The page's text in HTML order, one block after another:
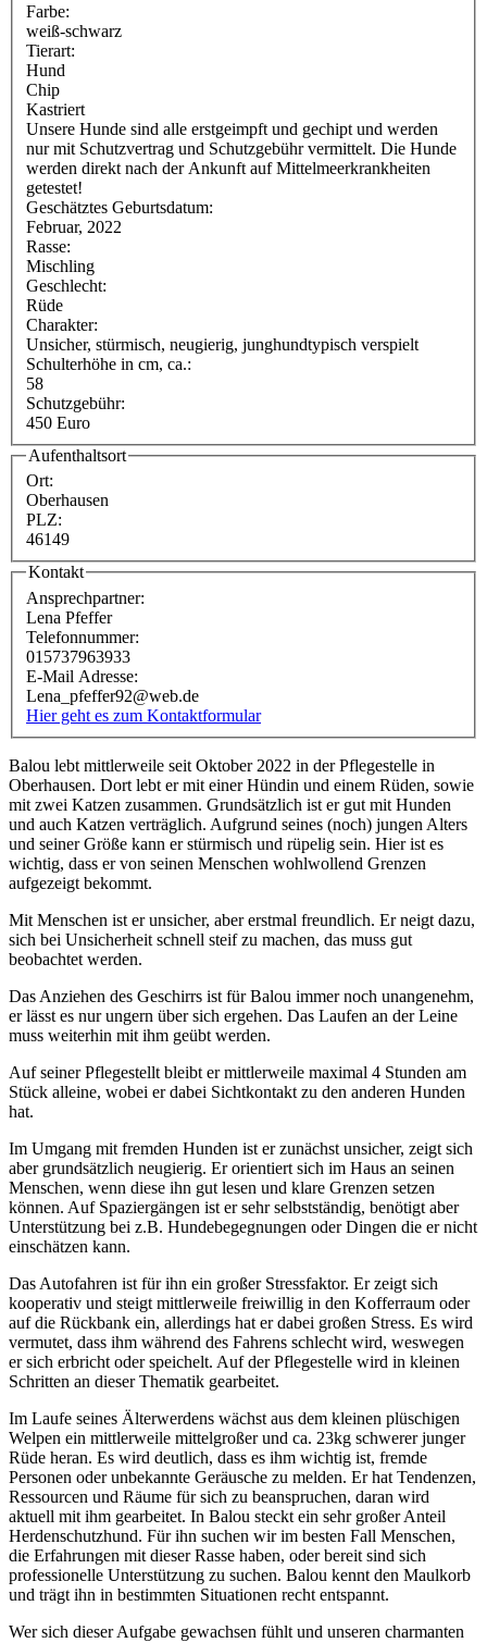
Farbe:
weiß-schwarz
Tierart:
Hund
Chip
Kastriert
Unsere Hunde sind alle erstgeimpft und gechipt und werden
nur mit Schutzvertrag und Schutzgebühr vermittelt. Die Hunde
werden direkt nach der Ankunft auf Mittelmeerkrankheiten
getestet!
Geschätztes Geburtsdatum:
Februar, 2022
Rasse:
Mischling
Geschlecht:
Rüde
Charakter:
Unsicher, stürmisch, neugierig, junghundtypisch verspielt
Schulterhöhe in cm, ca.:
58
Schutzgebühr:
450 Euro
Aufenthaltsort
Ort:
Oberhausen
PLZ:
46149
Kontakt
Ansprechpartner:
Lena Pfeffer
Telefonnummer:
015737963933
E-Mail Adresse:
Lena_pfeffer92@web.de
Hier geht es zum Kontaktformular
Balou lebt mittlerweile seit Oktober 2022 in der Pflegestelle in
Oberhausen. Dort lebt er mit einer Hündin und einem Rüden, sowie
mit zwei Katzen zusammen. Grundsätzlich ist er gut mit Hunden
und auch Katzen verträglich. Aufgrund seines (noch) jungen Alters
und seiner Größe kann er stürmisch und rüpelig sein. Hier ist es
wichtig, dass er von seinen Menschen wohlwollend Grenzen
aufgezeigt bekommt.
Mit Menschen ist er unsicher, aber erstmal freundlich. Er neigt dazu,
sich bei Unsicherheit schnell steif zu machen, das muss gut
beobachtet werden.
Das Anziehen des Geschirrs ist für Balou immer noch unangenehm,
er lässt es nur ungern über sich ergehen. Das Laufen an der Leine
muss weiterhin mit ihm geübt werden.
Auf seiner Pflegestellt bleibt er mittlerweile maximal 4 Stunden am
Stück alleine, wobei er dabei Sichtkontakt zu den anderen Hunden
hat.
Im Umgang mit fremden Hunden ist er zunächst unsicher, zeigt sich
aber grundsätzlich neugierig. Er orientiert sich im Haus an seinen
Menschen, wenn diese ihn gut lesen und klare Grenzen setzen
können. Auf Spaziergängen ist er sehr selbstständig, benötigt aber
Unterstützung bei z.B. Hundebegegnungen oder Dingen die er nicht
einschätzen kann.
Das Autofahren ist für ihn ein großer Stressfaktor. Er zeigt sich
kooperativ und steigt mittlerweile freiwillig in den Kofferraum oder
auf die Rückbank ein, allerdings hat er dabei großen Stress. Es wird
vermutet, dass ihm während des Fahrens schlecht wird, weswegen
er sich erbricht oder speichelt. Auf der Pflegestelle wird in kleinen
Schritten an dieser Thematik gearbeitet.
Im Laufe seines Älterwerdens wächst aus dem kleinen plüschigen
Welpen ein mittlerweile mittelgroßer und ca. 23kg schwerer junger
Rüde heran. Es wird deutlich, dass es ihm wichtig ist, fremde
Personen oder unbekannte Geräusche zu melden. Er hat Tendenzen,
Ressourcen und Räume für sich zu beanspruchen, daran wird
aktuell mit ihm gearbeitet. In Balou steckt ein sehr großer Anteil
Herdenschutzhund. Für ihn suchen wir im besten Fall Menschen,
die Erfahrungen mit dieser Rasse haben, oder bereit sind sich
professionelle Unterstützung zu suchen. Balou kennt den Maulkorb
und trägt ihn in bestimmten Situationen recht entspannt.
Wer sich dieser Aufgabe gewachsen fühlt und unseren charmanten